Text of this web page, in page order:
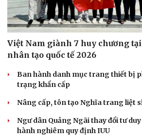
Việt Nam giành 7 huy chương
nhân tạo quốc tế 2026
Ban hành danh mục trang thiết bị
trạng khẩn cấp
Nâng cấp, tôn tạo Nghĩa trang liệt
Ngư dân Quảng Ngãi thay đổi tư
hành nghiêm quy định IUU